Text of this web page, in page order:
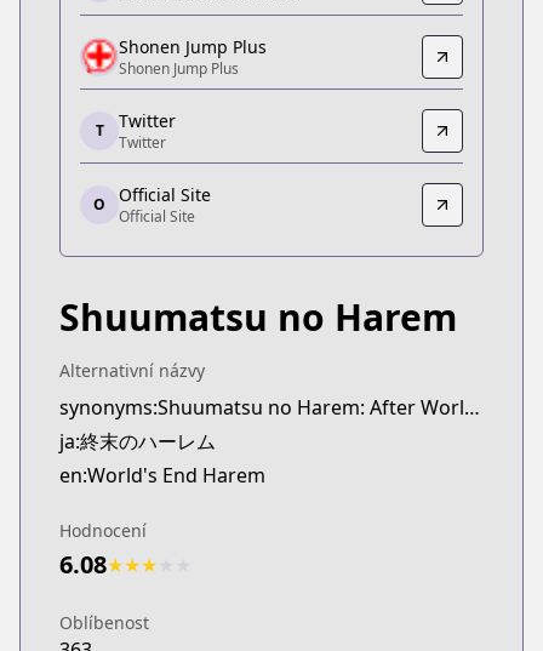
https://sevenseasentertainment.com/series/
Shonen Jump Plus
Shonen Jump Plus
https://shonenjumpplus.com/episode/
Twitter
Twitter
https://twitter.com/harem_official_
Official Site
Official Site
Shonen Jump Plus
Shonen Jump Plus
T Twitter
Twitter
O Official Site
Official Site
Shuumatsu no Harem
Alternativní názvy
synonyms:Shuumatsu no Harem: After World,World's End Harem: After World
ja:終末のハーレム
en:World's End Harem
Hodnocení
6.08★★★
Oblíbenost